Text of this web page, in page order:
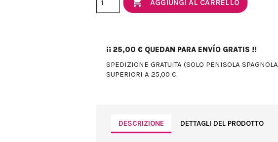
AGGIUNGI AL CARRELLO
¡¡ 25,00 € QUEDAN PARA ENVÍO GRATIS !!
SPEDIZIONE GRATUITA (SOLO PENISOLA
SUPERIORI A 25,00 €.
DESCRIZIONE DETTAGLI DEL PRODOTTO